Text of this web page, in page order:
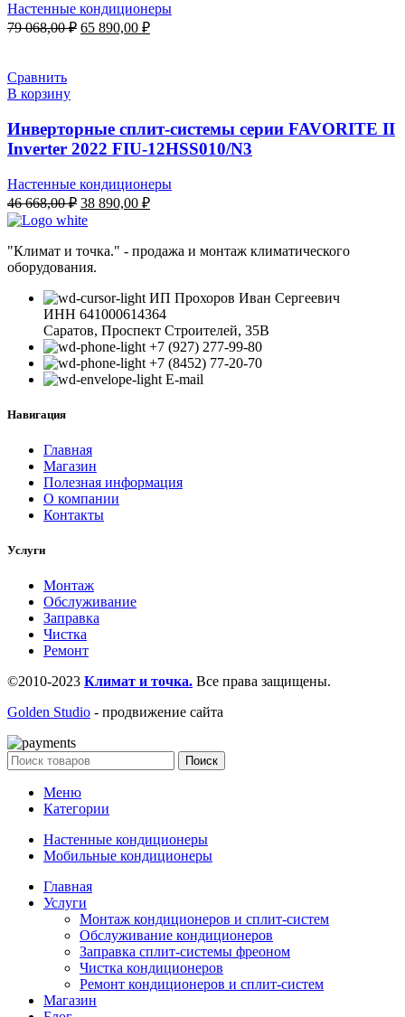
Настенные кондиционеры
79 068,00₽ Первоначальная
65 890,00 ₽Текущая
Сравнить
В корзину
Инверторные сплит-системы серии FAVORITE II
Inverter 2022 FIU-12HSS010/N3
Настенные кондиционеры
46 668,00₽ Первоначальная
цена
составляла
46
668,00 ₽.
38 890,00 ₽Текущая
890,00 ₽.
"Климат и точка." - продажа и монтаж климатического
оборудования.
ИП Прохоров Иван Сергеевич
ИНН 641000614364
Саратов, Проспект Строителей, 35В
+7 (927) 277-99-80
+7 (8452) 77-20-70
E-mail
Навигация
Главная
Магазин
Полезная информация
О компании
Контакты
Услуги
Монтаж
Обслуживание
Заправка
Чистка
Ремонт
©2010-2023 Климат и точка. Все права защищены.
Golden Studio - продвижение сайта
Поиск
Меню
Категории
Настенные кондиционеры
Мобильные кондиционеры
Главная
Услуги
Монтаж кондиционеров и сплит-систем
Обслуживание кондиционеров
Заправка сплит-системы фреоном
Чистка кондиционеров
Ремонт кондиционеров и сплит-систем
Магазин